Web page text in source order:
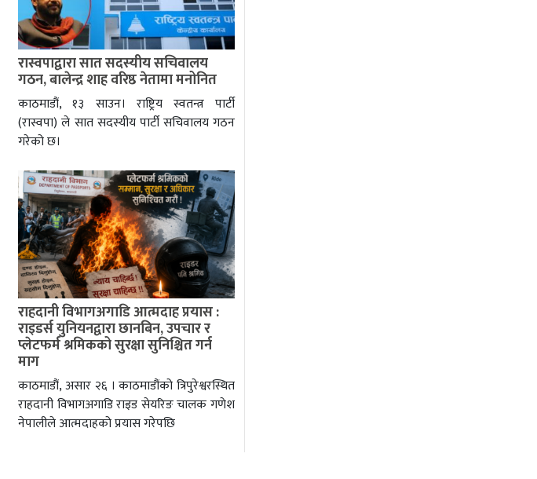
रास्वपाद्वारा सात सदस्यीय सचिवालय
गठन, बालेन्द्र शाह वरिष्ठ नेतामा मनोनित
काठमाडौं, १३ साउन। राष्ट्रिय स्वतन्त्र पार्टी
(रास्वपा) ले सात सदस्यीय पार्टी सचिवालय गठन
गरेको छ।
राहदानी विभागअगाडि आत्मदाह प्रयास :
राइडर्स युनियनद्वारा छानबिन, उपचार र
प्लेटफर्म श्रमिकको सुरक्षा सुनिश्चित गर्न
माग
काठमाडौं, असार २६ । काठमाडौंको त्रिपुरेश्वरस्थित
राहदानी विभागअगाडि राइड सेयरिङ चालक गणेश
नेपालीले आत्मदाहको प्रयास गरेपछि